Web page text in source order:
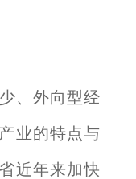
、外向型经
业的特点与
近年来加快